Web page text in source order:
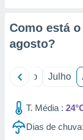
através
estudos
Como está
agosto?
Junho Julho
T. Média :
Dias de chuva: